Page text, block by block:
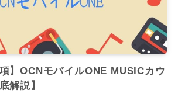
】OCNモバイルONE MUSICカウ
解説】